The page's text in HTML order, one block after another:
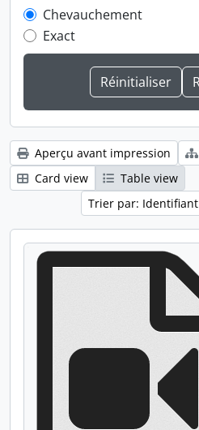
Chevauchement
Exact
Aperçu avant impression
Card view
Table view
Trier par: Identifiant